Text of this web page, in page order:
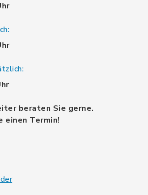
beraten Sie gerne.
einen Termin!